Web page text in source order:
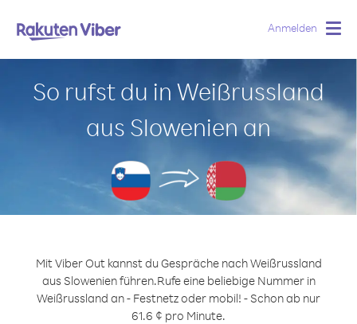
Anmelden
So rufst du in Weißrussland
aus Slowenien an
Mit Viber Out kannst du Gespräche nach Weißrussland
aus Slowenien führen.Rufe eine beliebige Nummer in
Weißrussland an - Festnetz oder mobil! - Schon ab nur
61.6 ¢ pro Minute.